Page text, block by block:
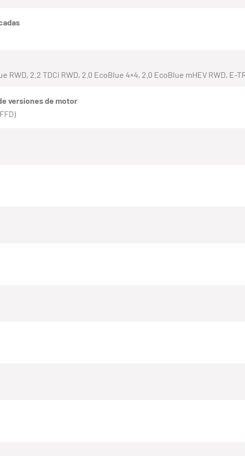
RWD, 2.2 TDCi RWD, 2.0 EcoBlue 4×4, 2.0 EcoBlue mHEV RWD, E-
versiones de motor